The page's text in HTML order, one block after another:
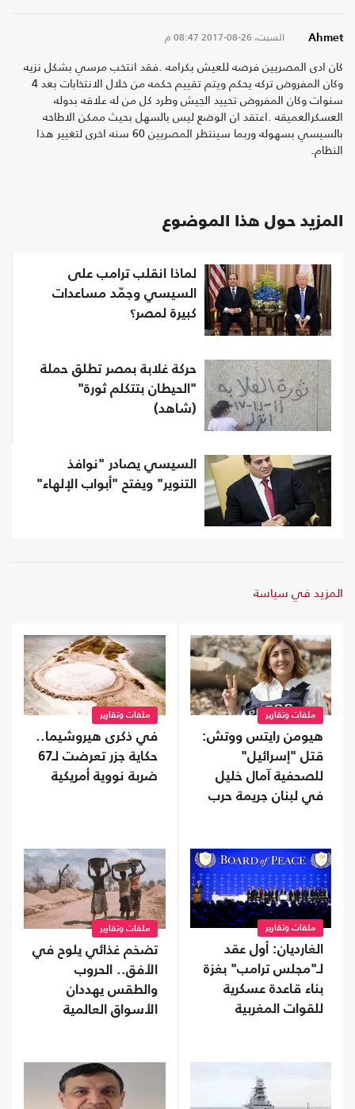
Ahmet السبت، 26-08-2017 08:47 م
كان ادى المصريين فرصه للعيش بكرامه .فقد انتخب مرسي بشكل نزيه
وكان المفروض تركه يحكم ويتم تقييم حكمه من خلال الانتخابات بعد 4
سنوات وكان المفروض تحييد الجيش وطرد كل من له علاقه بدوله
العسكرالعميقه .اعتقد ان الوضع ليس بالسهل بحيث ممكن الاطاحه
بالسيسي بسهوله وربما سينتظر المصريين 60 سنه اخرى لتغيير هذا
النظام.
المزيد حول هذا الموضوع
لماذا انقلب ترامب على
السيسي وجمّد مساعدات
كبيرة لمصر؟
حركة غلابة بمصر تطلق حملة
"الحيطان بتتكلم ثورة"
(شاهد)
السيسي يصادر "نوافذ
التنوير" ويفتح "أبواب الإلهاء"
المزيد في سياسة
ملفات وتقارير
هيومن رايتس ووتش:
قتل "إسرائيل"
للصحفية آمال خليل
في لبنان جريمة حرب
ملفات وتقارير
في ذكرى هيروشيما..
حكاية جزر تعرضت لـ67
ضربة نووية أمريكية
ملفات وتقارير
الغارديان: أول عقد
لـ"مجلس ترامب" بغزة
بناء قاعدة عسكرية
للقوات المغربية
ملفات وتقارير
تضخم غذائي يلوح في
الأفق.. الحروب
والطقس يهددان
الأسواق العالمية